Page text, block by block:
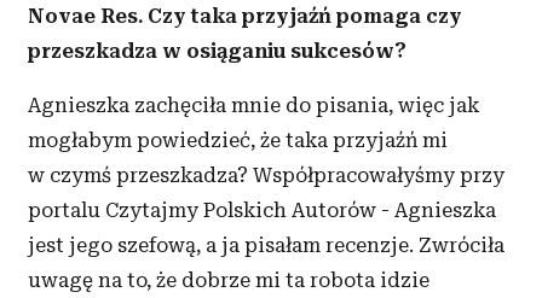
Novae Res. Czy taka przyjaźń pomaga czy
przeszkadza w osiąganiu sukcesów?
Agnieszka zachęciła mnie do pisania, więc jak
mogłabym powiedzieć, że taka przyjaźń mi
w czymś przeszkadza? Współpracowałyśmy przy
portalu Czytajmy Polskich Autorów - Agnieszka
jest jego szefową, a ja pisałam recenzje. Zwróciła
uwagę na to, że dobrze mi ta robota idzie